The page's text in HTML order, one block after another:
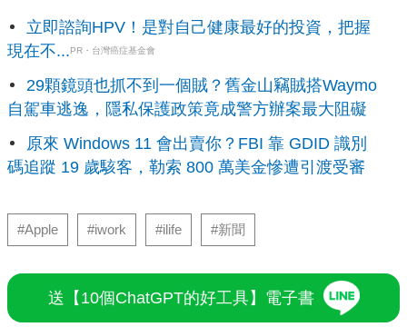
立即諮詢HPV！是對自己健康最好的投資，把握
現在不...PR・台灣癌症基金會
29顆鏡頭也抓不到一個賊？舊金山竊賊搭Waymo
自駕車逃逸，隱私保護政策竟成警方辦案最大阻礙
原來 Windows 11 會出賣你？FBI 靠 GDID 識別
碼追蹤 19 歲駭客，勒索 800 萬美金慘遭引渡受審
#Apple #iwork #ilife #新聞
送【10個ChatGPT的好工具】電子書